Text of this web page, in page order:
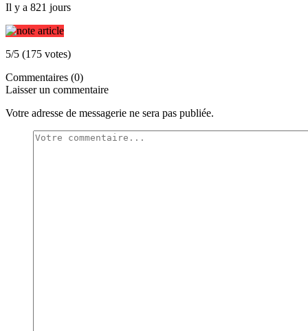
Il y a 821 jours
5/5 (175 votes)
Commentaires (0)
Laisser un commentaire
Votre adresse de messagerie ne sera pas publiée.